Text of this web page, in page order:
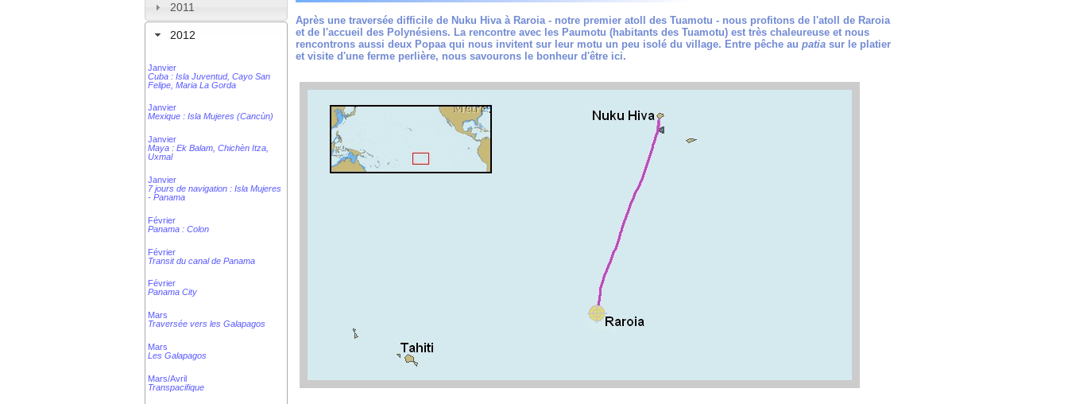
2011
2012
Janvier
Cuba : Isla Juventud, Cayo San
Felipe, Maria La Gorda
Janvier
Mexique : Isla Mujeres (Cancùn)
Janvier
Maya : Ek Balam, Chichèn Itza,
Uxmal
Janvier
7 jours de navigation : Isla Mujeres
- Panama
Février
Panama : Colon
Février
Transit du canal de Panama
Février
Panama City
Mars
Traversée vers les Galapagos
Mars
Les Galapagos
Mars/Avril
Transpacifique
Après une traversée difficile de Nuku Hiva à Raroia - notre premier atoll des Tuamotu - nous profitons de l'atoll de Raroia
et de l'accueil des Polynésiens. La rencontre avec les Paumotu (habitants des Tuamotu) est très chaleureuse et nous
rencontrons aussi deux Popaa qui nous invitent sur leur motu un peu isolé du village. Entre pêche au patia sur le platier
et visite d'une ferme perlière, nous savourons le bonheur d'être ici.